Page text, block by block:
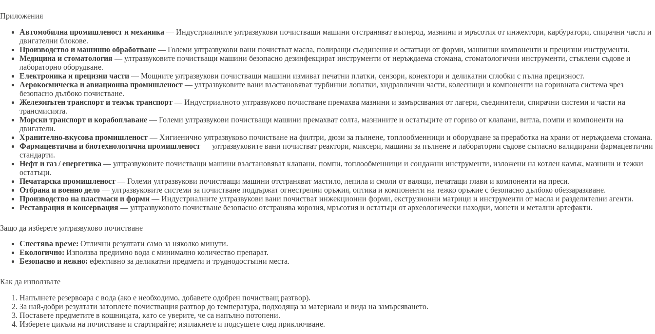
Приложения
Автомобилна промишленост и механика — Индустриалните ултразвукови почистващи машини отстраняват въглерод, мазнини и мръсотия от инжектори, карбуратори, спирачни части и
двигателни блокове.
Производство и машинно обработване — Големи ултразвукови вани почистват масла, полиращи съединения и остатъци от форми, машинни компоненти и прецизни инструменти.
Медицина и стоматология — ултразвуковите почистващи машини безопасно дезинфекцират инструменти от неръждаема стомана, стоматологични инструменти, стъклени съдове и
лабораторно оборудване.
Електроника и прецизни части — Мощните ултразвукови почистващи машини измиват печатни платки, сензори, конектори и деликатни сглобки с пълна прецизност.
Аерокосмическа и авиационна промишленост — ултразвуковите вани възстановяват турбинни лопатки, хидравлични части, колесници и компоненти на горивната система чрез
безопасно дълбоко почистване.
Железопътен транспорт и тежък транспорт — Индустриалното ултразвуково почистване премахва мазнини и замърсявания от лагери, съединители, спирачни системи и части на
трансмисията.
Морски транспорт и корабоплаване — Големи ултразвукови почистващи машини премахват солта, мазнините и остатъците от гориво от клапани, витла, помпи и компоненти на
двигатели.
Хранително-вкусова промишленост — Хигиенично ултразвуково почистване на филтри, дюзи за пълнене, топлообменници и оборудване за преработка на храни от неръждаема стомана.
Фармацевтична и биотехнологична промишленост — ултразвуковите вани почистват реактори, миксери, машини за пълнене и лабораторни съдове съгласно валидирани фармацевтични
стандарти.
Нефт и газ / енергетика — ултразвуковите почистващи машини възстановяват клапани, помпи, топлообменници и сондажни инструменти, изложени на котлен камък, мазнини и тежки
остатъци.
Печатарска промишленост — Големи ултразвукови почистващи машини отстраняват мастило, лепила и смоли от валяци, печатащи глави и компоненти на преси.
Отбрана и военно дело — ултразвуковите системи за почистване поддържат огнестрелни оръжия, оптика и компоненти на тежко оръжие с безопасно дълбоко обеззаразяване.
Производство на пластмаси и форми — Индустриалните ултразвукови вани почистват инжекционни форми, екструзионни матрици и инструменти от масла и разделителни агенти.
Реставрация и консервация — ултразвуковото почистване безопасно отстранява корозия, мръсотия и остатъци от археологически находки, монети и метални артефакти.
Защо да изберете ултразвуково почистване
Спестява време: Отлични резултати само за няколко минути.
Екологично: Използва предимно вода с минимално количество препарат.
Безопасно и нежно: ефективно за деликатни предмети и труднодостъпни места.
Как да използвате
Напълнете резервоара с вода (ако е необходимо, добавете одобрен почистващ разтвор).
За най-добри резултати затоплете почистващия разтвор до температура, подходяща за материала и вида на замърсяването.
Поставете предметите в кошницата, като се уверите, че са напълно потопени.
Изберете цикъла на почистване и стартирайте; изплакнете и подсушете след приключване.